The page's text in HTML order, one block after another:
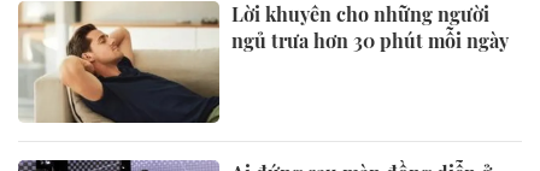
Lời khuyên cho những người
ngủ trưa hơn 30 phút mỗi ngày